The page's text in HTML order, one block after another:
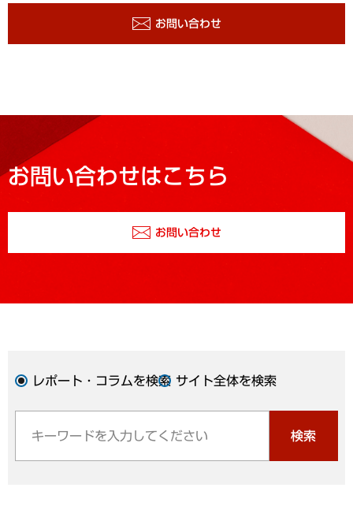
お問い合わせ
お問い合わせはこちら
お問い合わせ
レポート・コラムを検索 サイト全体を検索
検索